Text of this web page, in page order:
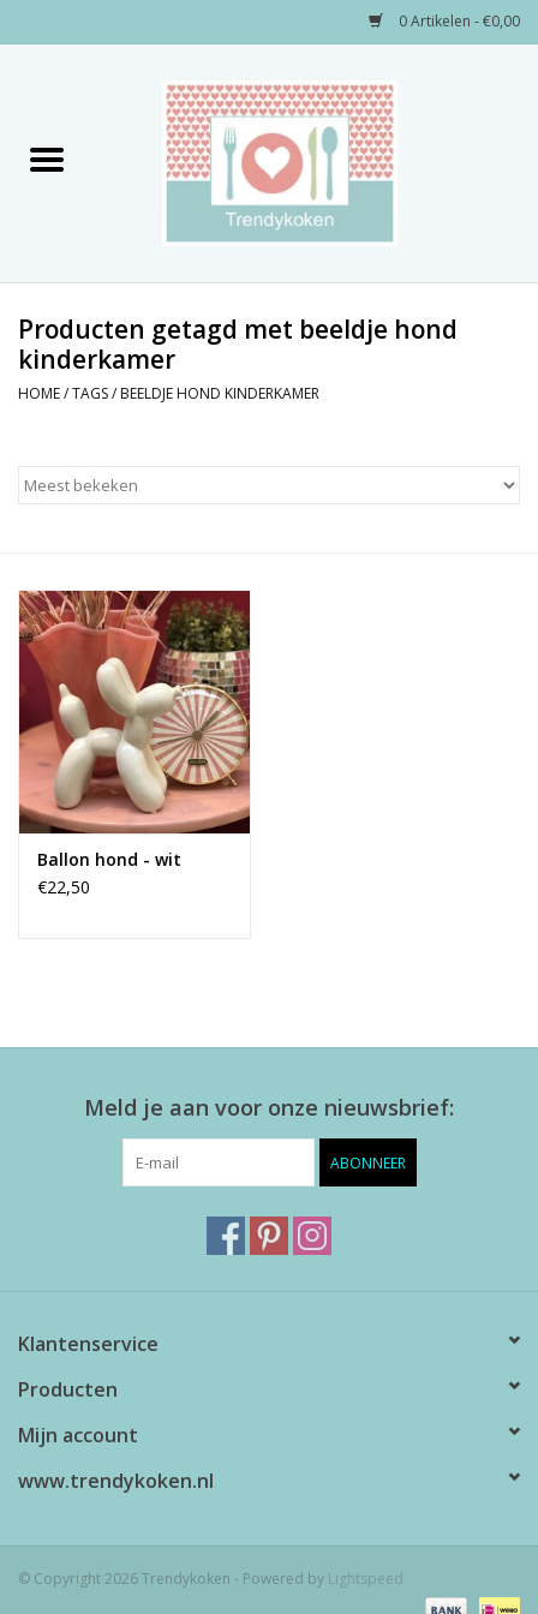
0 Artikelen - €0,00
Decoratie
Keukengerei
Alles zien
NIEUW!
Sale!
Kleuren
Producten getagd met beeldje hond
kinderkamer
HOME/TAGS/ BEELDJE HOND KINDERKAMER
Ballon hond - wit
€22,50
Meld je aan voor onze nieuwsbrief:
ABONNEER
Klantenservice
Producten
Mijn account
www.trendykoken.nl
© Copyright 2026 Trendykoken - Powered by Lightspeed